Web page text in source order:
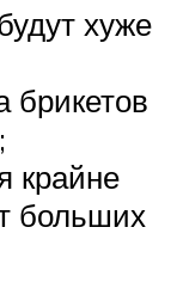
хуже
брикетов
крайне
больших